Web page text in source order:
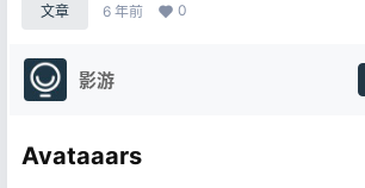
文章 6 年前 0
影游
Avataaars